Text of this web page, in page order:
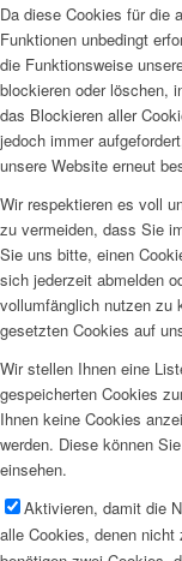
Da diese Cookies für die
Funktionen unbedingt
die Funktionsweise
blockieren oder löschen,
das Blockieren aller
jedoch immer
unsere Website erneut
Wir respektieren es voll
zu vermeiden, dass Sie
Sie uns bitte, einen
sich jederzeit abmelden
vollumfänglich nutzen zu
gesetzten Cookies auf
Wir stellen Ihnen eine
gespeicherten Cookies
Ihnen keine Cookies
werden. Diese können
einsehen.
Aktivieren, damit die
alle Cookies, denen nicht